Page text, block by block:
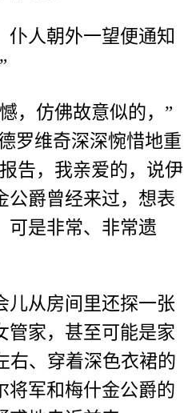
仆人朝外一望便通知
，仿佛故意似的，”
罗维奇深深惋惜地重
告，我亲爱的，说伊
公爵曾经来过，想表
可是非常、非常遗
儿从房间里还探一张
管家，甚至可能是家
右、穿着深色衣裙的
将军和梅什金公爵的